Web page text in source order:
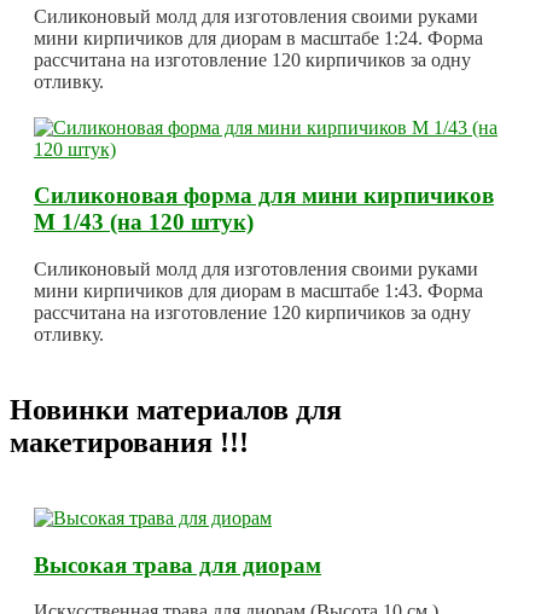
Силиконовый молд для изготовления своими руками
мини кирпичиков для диорам в масштабе 1:24. Форма
рассчитана на изготовление 120 кирпичиков за одну
отливку.
Силиконовая форма для мини кирпичиков
М 1/43 (на 120 штук)
Силиконовый молд для изготовления своими руками
мини кирпичиков для диорам в масштабе 1:43. Форма
рассчитана на изготовление 120 кирпичиков за одну
отливку.
Новинки материалов для
макетирования !!!
Высокая трава для диорам